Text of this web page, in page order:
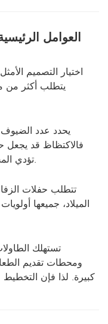
العوامل
اختيار التصميم
يتطلب أكثر من
يحدد عدد الضيوف
فالاكتظاظ قد يجعل
تؤدي المساحة الفارغة الكبيرة إلى تقليل الأجواء.
تتطلب حفلات
الميلاد، جميعها
تستهلك
ومحطات تقديم
كبيرة. لذا فإن